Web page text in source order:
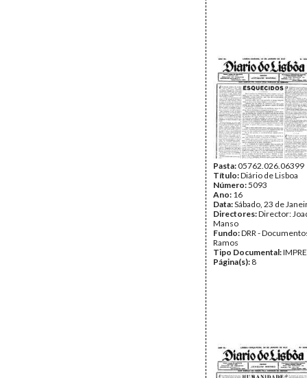
Pasta:05762.026.06399
Título:Diário de Lisboa
Número:5093
Ano: 16
Data:Sábado, 23 de
Directores:Director:
Manso
Fundo:DRR -
Ramos
Tipo Documental:
Página(s): 8